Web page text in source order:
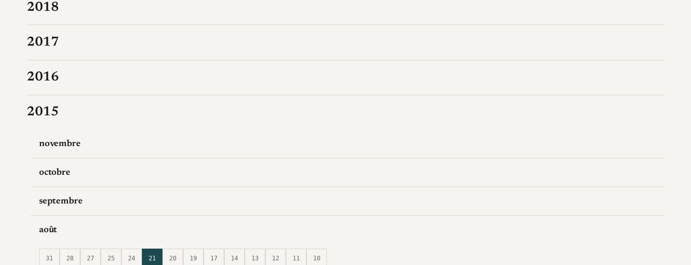
2018
2017
2016
2015
novembre
octobre
septembre
août
31 28 27 25 24 21 20 19 17 14 13 12 11 10